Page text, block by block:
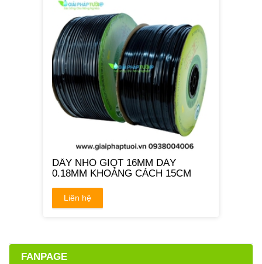
DÂY NHỎ GIỌT 16MM DÀY
0.18MM KHOẢNG CÁCH 15CM
Liên hệ
FANPAGE